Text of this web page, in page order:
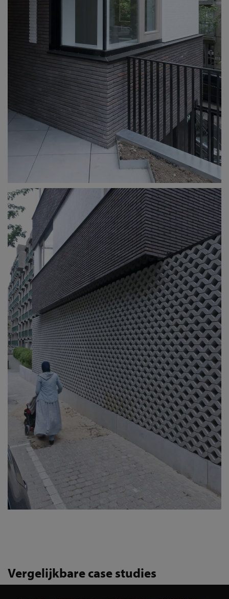
Vergelijkbare case studies